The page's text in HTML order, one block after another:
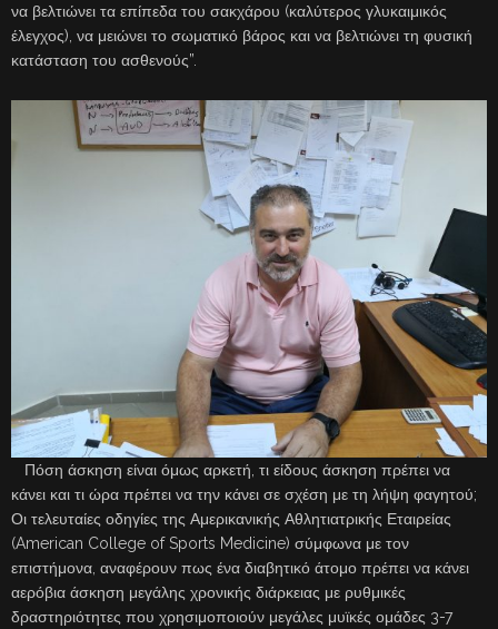
να βελτιώνει τα επίπεδα του σακχάρου (καλύτερος γλυκαιμικός
έλεγχος), να μειώνει το σωματικό βάρος και να βελτιώνει τη φυσική
κατάσταση του ασθενούς”.
Πόση άσκηση είναι όμως αρκετή, τι είδους άσκηση πρέπει να
κάνει και τι ώρα πρέπει να την κάνει σε σχέση με τη λήψη φαγητού;
Οι τελευταίες οδηγίες της Αμερικανικής Αθλητιατρικής Εταιρείας
(American College of Sports Medicine) σύμφωνα με τον
επιστήμονα, αναφέρουν πως ένα διαβητικό άτομο πρέπει να κάνει
αερόβια άσκηση μεγάλης χρονικής διάρκειας με ρυθμικές
δραστηριότητες που χρησιμοποιούν μεγάλες μυϊκές ομάδες 3-7